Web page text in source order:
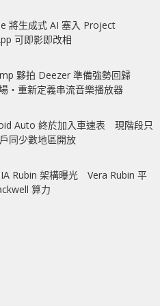
將生成式 AI 塞入 Project
可即影即改相
夥拍 Deezer 準備強勢回歸
‧重新定義串流音樂播放器
Auto 終於加入車速表 現階段只
同少數地區開放
Rubin 架構曝光 Vera Rubin 平
算力